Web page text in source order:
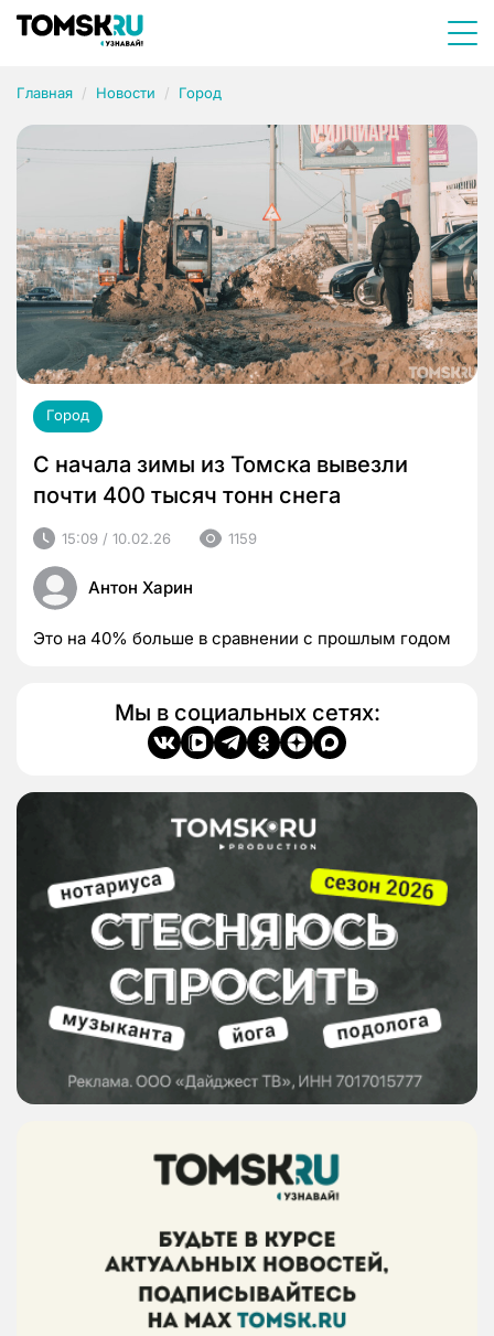
Главная Новости Город
Город
С начала зимы из Томска вывезли
почти 400 тысяч тонн снега
15:09 / 10.02.26 1159
Антон Харин
Это на 40% больше в сравнении с прошлым годом
Мы в социальных сетях: